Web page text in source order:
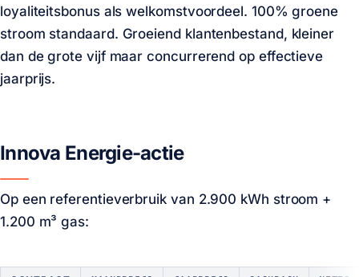
loyaliteitsbonus als welkomstvoordeel. 100% groene
stroom standaard. Groeiend klantenbestand, kleiner
dan de grote vijf maar concurrerend op effectieve
jaarprijs.
Innova Energie-actie
Op een referentieverbruik van 2.900 kWh stroom +
1.200 m³ gas: